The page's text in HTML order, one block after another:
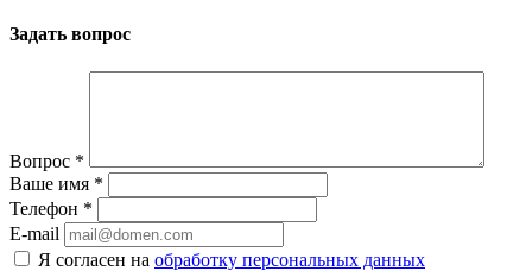
Задать вопрос
Вопрос *
Ваше имя *
Телефон *
E-mail
Я согласен на обработку персональных данных